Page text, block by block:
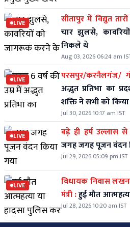
LIVE
चार झुलसे,
निकले थे
Aug 03, 2026 06:24 am
LIVE
अद्भुत प्रतिभा का
शक्ति ने सभी को किया
Jul 30, 2026 10:17 am IST
LIVE
जगह जगह पूजन वंदन
Jul 29, 2026 05:09 pm IST
LIVE
विधायक निवास
मंत्री :हुई मौत
Jul 28, 2026 10:20 am IST